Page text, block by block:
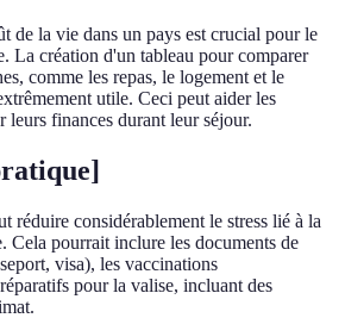
de la vie dans un pays est crucial pour le
La création d'un tableau pour comparer
comme les repas, le logement et le
utile. Ceci peut aider les
leurs finances durant leur séjour.
réduire considérablement le stress lié à la
Cela pourrait inclure les documents de
visa), les vaccinations
pour la valise, incluant des